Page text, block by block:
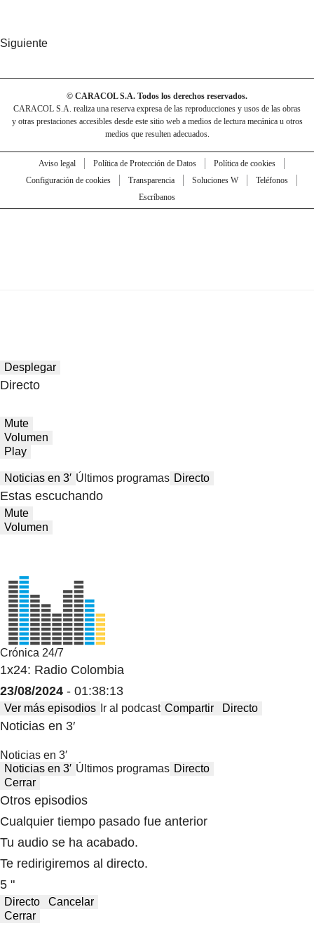
Siguiente
© CARACOL S.A. Todos los derechos reservados.
CARACOL S.A. realiza una reserva expresa de las reproducciones y usos de las obras
y otras prestaciones accesibles desde este sitio web a medios de lectura mecánica u otros
medios que resulten adecuados.
Aviso legal Política de Protección de Datos
Política de cookies
Configuración de cookies
Transparencia Soluciones W
Teléfonos
Escríbanos
Desplegar
Directo
Mute
Volumen
Play
Noticias en 3′ Últimos programas Directo
Estas escuchando
Mute
Volumen
Crónica 24/7
1x24: Radio Colombia
23/08/2024 - 01:38:13
Ver más episodios Ir al podcast Compartir Directo
Noticias en 3′
Noticias en 3′
Noticias en 3′ Últimos programas Directo
Cerrar
Otros episodios
Cualquier tiempo pasado fue anterior
Tu audio se ha acabado.
Te redirigiremos al directo.
5 "
Directo
Cancelar
Cerrar